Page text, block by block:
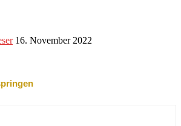
16. November 2022